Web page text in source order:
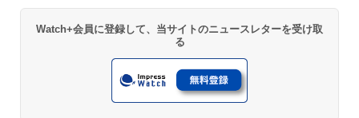
Watch+会員に登録して、当サイトのニュースレターを受け取
る